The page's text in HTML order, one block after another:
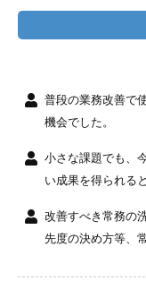
普段の業務改善で
機会でした。
小さな課題でも、
い成果を得られる
改善すべき常務の
先度の決め方等、